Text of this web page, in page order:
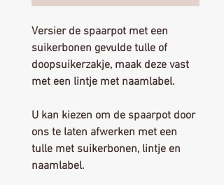
Versier de spaarpot met een
suikerbonen gevulde tulle of
doopsuikerzakje, maak deze vast
met een lintje met naamlabel.
U kan kiezen om de spaarpot door
ons te laten afwerken met een
tulle met suikerbonen, lintje en
naamlabel.